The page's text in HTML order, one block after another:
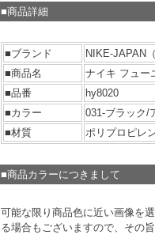
■商品詳細
■ブランド
NIKE-JAPAN
■商品名
ナイキ フュー
■品番
hy8020
■カラー
031-ブラック/
■材質
ポリプロピレ
■商品カラーにつきまして
可能な限り商品色に近い画像を
る場合もございますので、その